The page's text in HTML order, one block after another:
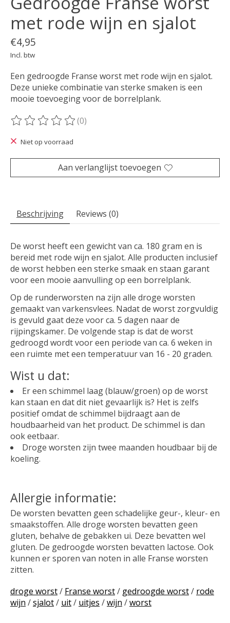
met rode wijn en sjalot
€4,95
Incl. btw
Een gedroogde Franse worst met rode wijn en sjalot.
Deze unieke combinatie van sterke smaken is een
mooie toevoeging voor de borrelplank.
De beoordeling van dit product is
(0)
Niet op voorraad
Aan verlanglijst toevoegen
Beschrijving Reviews (0)
De worst heeft een gewicht van ca. 180 gram en is
bereid met rode wijn en sjalot. Alle producten inclusief
de worst hebben een sterke smaak en staan garant
voor een mooie aanvulling op een borrelplank.
Op de runderworsten na zijn alle droge worsten
gemaakt van varkensvlees. Nadat de worst zorgvuldig
is gevuld gaat deze voor ca. 5 dagen naar de
rijpingskamer. De volgende stap is dat de worst
gedroogd wordt voor een periode van ca. 6 weken in
een ruimte met een temperatuur van 16 - 20 graden.
Wist u dat:
Er een schimmel laag (blauw/groen) op de worst
kan staan en dat dit niet gevaarlijk is? Het is zelfs
positief omdat de schimmel bijdraagt aan de
houdbaarheid van het product. De schimmel is dan
ook eetbaar.
Droge worsten zijn twee maanden houdbaar bij de
koeling.
Allergie informatie:
De worsten bevatten geen schadelijke geur-, kleur- en
smaakstoffen. Alle droge worsten bevatten geen
gluten, behalve de gebakken ui. Deze bevatten wel
gluten. De gedroogde worsten bevatten lactose. Ook
kunnen er sporen van noten in alle Franse worsten
zitten.
droge worst/ Franse worst/ gedroogde worst/ rode
wijn /sjalot/ uit/ uitjes /wijn /worst